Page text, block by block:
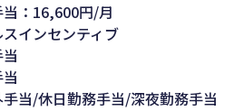
当：16,600円/月
スインセンティブ
手当/休日勤務手当/深夜勤務手当